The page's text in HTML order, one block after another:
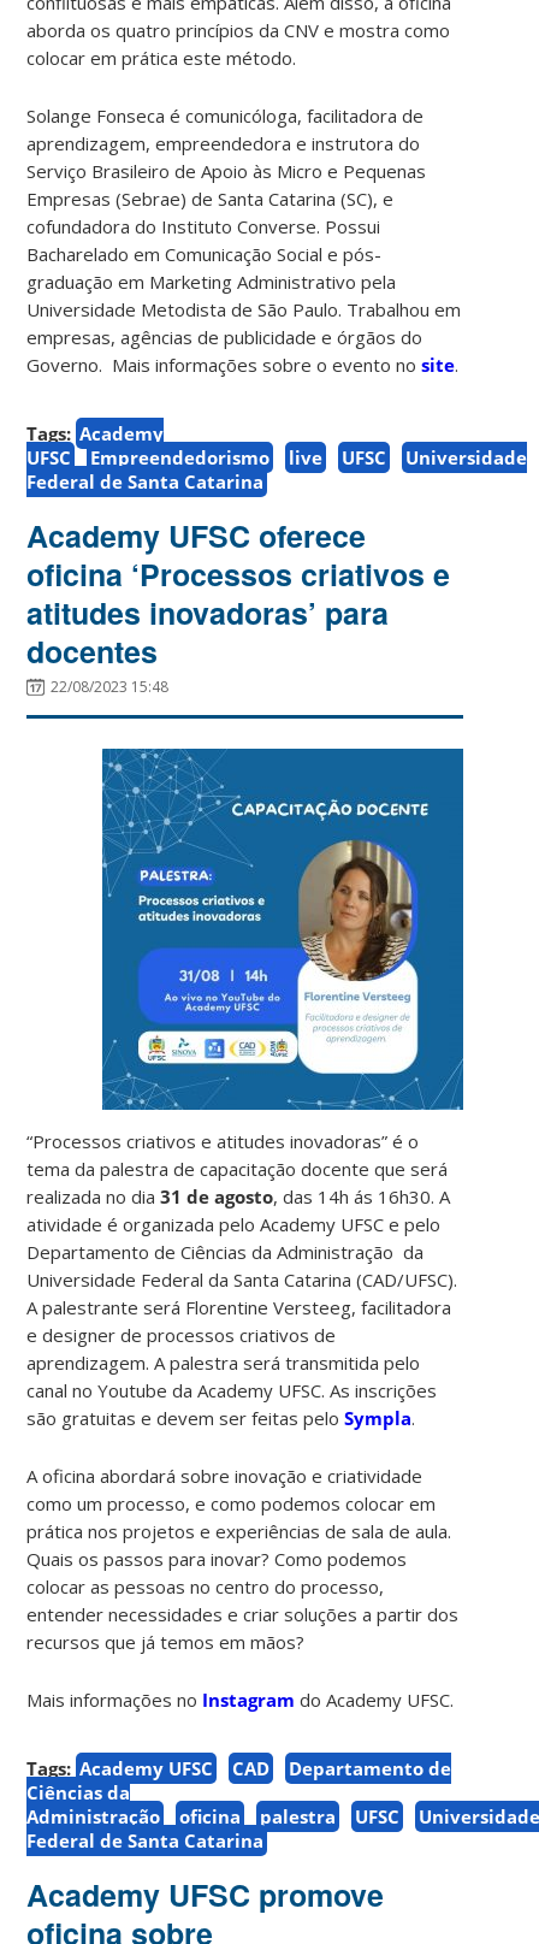
aborda os quatro princípios da CNV e mostra como
colocar em prática este método.
Solange Fonseca é comunicóloga, facilitadora de
aprendizagem, empreendedora e instrutora do
Serviço Brasileiro de Apoio às Micro e Pequenas
Empresas (Sebrae) de Santa Catarina (SC), e
cofundadora do Instituto Converse. Possui
Bacharelado em Comunicação Social e pós-
graduação em Marketing Administrativo pela
Universidade Metodista de São Paulo. Trabalhou em
empresas, agências de publicidade e órgãos do
Governo. Mais informações sobre o evento nosite.
Tags: Academy
UFSC
Empreendedorismo live UFSC
Universidade
Federal de Santa Catarina
Academy UFSC oferece
oficina ‘Processos criativos e
atitudes inovadoras’ para
docentes
22/08/2023 15:48
“Processos criativos e atitudes inovadoras” é o
tema da palestra de capacitação docente que será
realizada no dia 31 de agosto, das 14h ás 16h30. A
atividade é organizada pelo Academy UFSC e pelo
Departamento de Ciências da Administração da
Universidade Federal da Santa Catarina (CAD/UFSC).
A palestrante será Florentine Versteeg, facilitadora
e designer de processos criativos de
aprendizagem. A palestra será transmitida pelo
canal no Youtube da Academy UFSC. As inscrições
são gratuitas e devem ser feitas peloSympla.
A oficina abordará sobre inovação e criatividade
como um processo, e como podemos colocar em
prática nos projetos e experiências de sala de aula.
Quais os passos para inovar? Como podemos
colocar as pessoas no centro do processo,
entender necessidades e criar soluções a partir dos
recursos que já temos em mãos?
Mais informações no Instagram do Academy UFSC.
Tags: Academy UFSC CAD
Departamento de
Ciências da
Administração
oficina palestra UFSC
Federal de Santa Catarina
Academy UFSC promove
oficina sobre